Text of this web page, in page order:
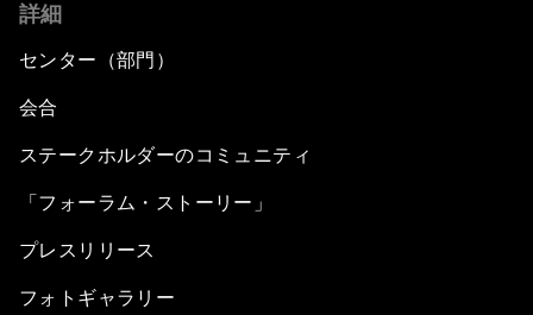
詳細
センター（部門）
会合
ステークホルダーのコミュニティ
「フォーラム・ストーリー」
プレスリリース
フォトギャラリー